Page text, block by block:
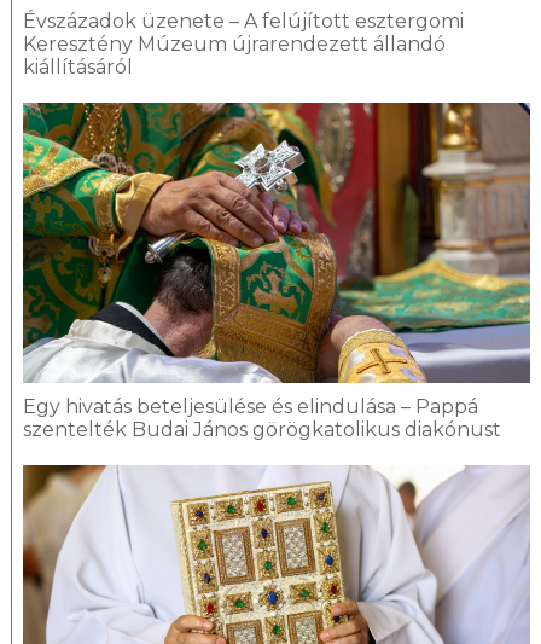
Évszázadok üzenete – A felújított esztergomi
Keresztény Múzeum újrarendezett állandó
kiállításáról
Egy hivatás beteljesülése és elindulása – Pappá
szentelték Budai János görögkatolikus diakónust